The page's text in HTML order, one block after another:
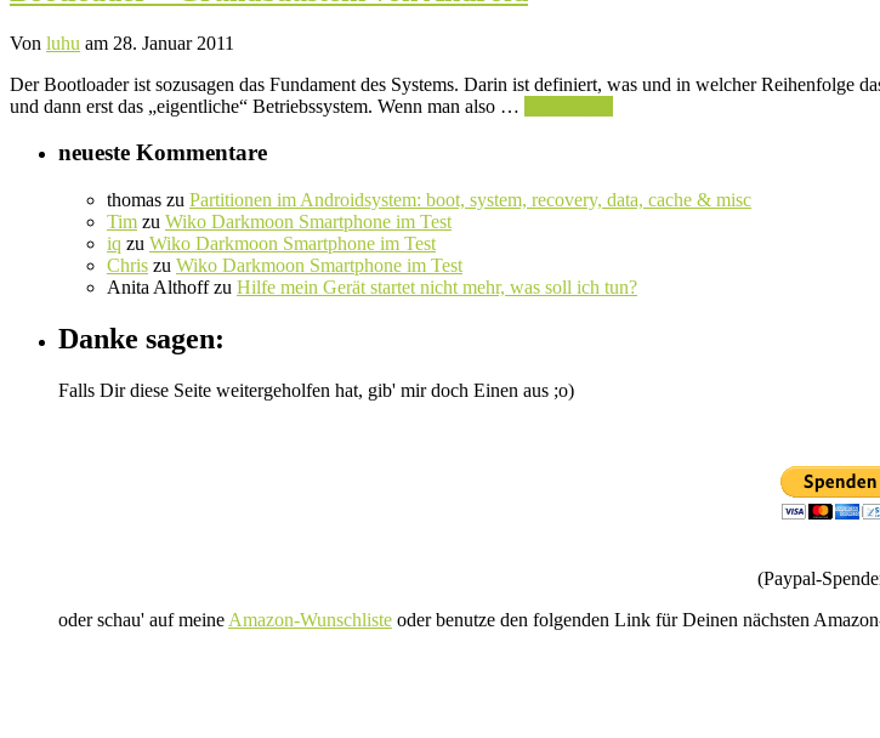
Von luhu am 28. Januar 2011
Der Bootloader ist sozusagen das Fundament des Systems. Darin ist definiert, was und in welcher Reihenfolge
und dann erst das „eigentliche“ Betriebssystem. Wenn man also …
neueste Kommentare
thomas zu Partitionen im Androidsystem: boot, system, recovery, data, cache & misc
Tim zu Wiko Darkmoon Smartphone im Test
iq zu Wiko Darkmoon Smartphone im Test
Chris zu Wiko Darkmoon Smartphone im Test
Anita Althoffzu Hilfe mein Gerät startet nicht mehr, was soll ich tun?
Danke sagen:
Falls Dir diese Seite weitergeholfen hat, gib' mir doch Einen aus ;o)
(Paypal-
oder schau' auf meine Amazon-Wunschliste oder benutze den folgenden Link für Deinen nächsten